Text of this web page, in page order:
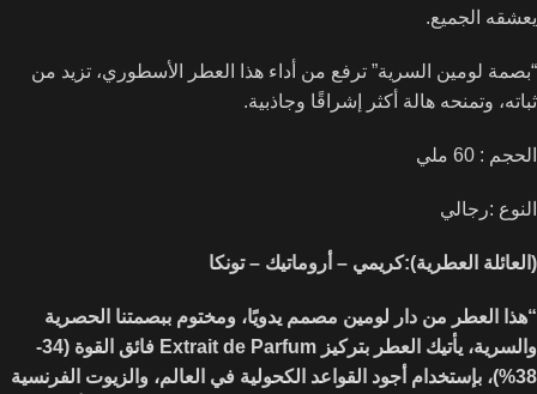
يعشقه الجميع.
“بصمة لومين السرية” ترفع من أداء هذا العطر الأسطوري، تزيد من
ثباته، وتمنحه هالة أكثر إشراقًا وجاذبية.
الحجم : 60 ملي
النوع :رجالي
(العائلة العطرية):كريمي – أروماتيك – تونكا
“​هذا العطر من دار لومين مصمم يدويًا، ومختوم ببصمتنا الحصرية
والسرية، يأتيك العطر بتركيز Extrait de Parfum فائق القوة (34-
38%)، بإستخدام أجود القواعد الكحولية في العالم، والزيوت الفرنسية